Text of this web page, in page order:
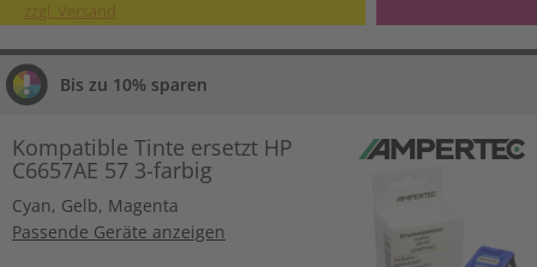
zzgl. Versand
Bis zu 10% sparen
Kompatible Tinte ersetzt HP
C6657AE 57 3-farbig
Cyan, Gelb, Magenta
Passende Geräte anzeigen